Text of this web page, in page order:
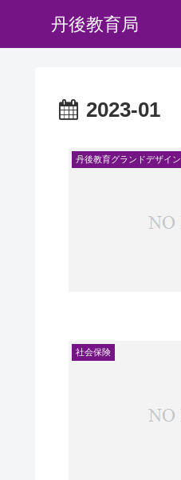
丹後教育局
2023-01
丹後教育グランドデザイン
社会保険